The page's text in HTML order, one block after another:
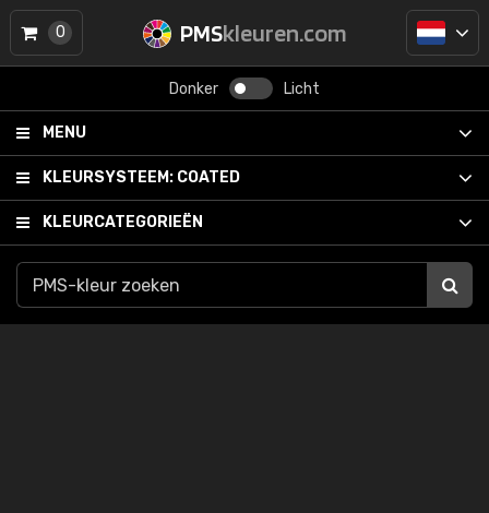
PMSkleuren.com
Donker Licht
MENU
KLEURSYSTEEM: COATED
KLEURCATEGORIEËN
0